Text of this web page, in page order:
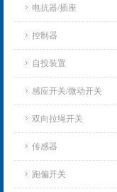
电抗器/插座
控制器
自投装置
感应开关/微动开关
双向拉绳开关
传感器
跑偏开关